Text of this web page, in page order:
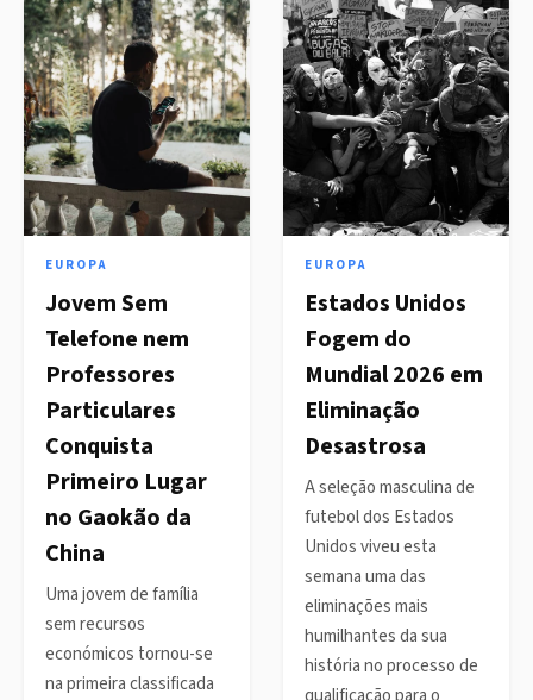
EUROPA
Jovem Sem
Telefone nem
Professores
Particulares
Conquista
Primeiro Lugar
no Gaokão da
China
Uma jovem de família
sem recursos
económicos tornou-se
na primeira classificada
EUROPA
Estados Unidos
Fogem do
Mundial 2026 em
Eliminação
Desastrosa
A seleção masculina de
futebol dos Estados
Unidos viveu esta
semana uma das
eliminações mais
humilhantes da sua
história no processo de